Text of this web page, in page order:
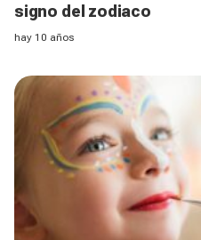
signo del zodiaco
hay 10 años